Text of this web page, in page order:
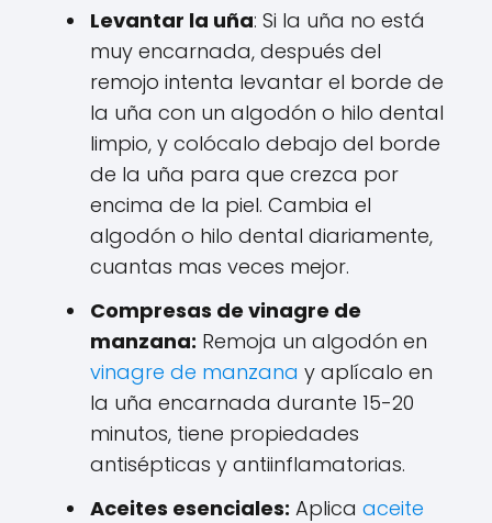
Levantar la uña: Si la uña no está
muy encarnada, después del
remojo intenta levantar el borde de
la uña con un algodón o hilo dental
limpio, y colócalo debajo del borde
de la uña para que crezca por
encima de la piel. Cambia el
algodón o hilo dental diariamente,
cuantas mas veces mejor.
Compresas de vinagre de
manzana: Remoja un algodón en
vinagre de manzana y aplícalo en
la uña encarnada durante 15-20
minutos, tiene propiedades
antisépticas y antiinflamatorias.
Aceites esenciales: Aplica aceite